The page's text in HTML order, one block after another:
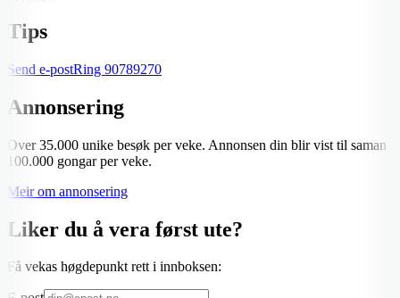
Tips
Send e-postRing 90789270
Annonsering
Over 35.000 unike besøk per veke. Annonsen din blir vist til saman
100.000 gongar per veke.
Meir om annonsering
Liker du å vera først ute?
Få vekas høgdepunkt rett i innboksen: